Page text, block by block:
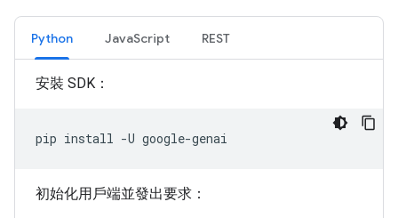
Python JavaScript REST
安裝 SDK：
pip install -U
初始化用戶端並發出要求：